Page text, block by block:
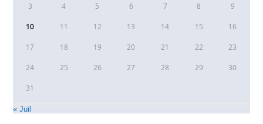
3 4 5 6 7 8 9
10 11 12 13 14 15 16
17 18 19 20 21 22 23
24 25 26 27 28 29 30
31
« Juil